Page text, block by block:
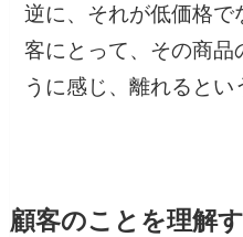
逆に、それが低価格
客にとって、その商品
うに感じ、離れるとい
顧客のことを理解